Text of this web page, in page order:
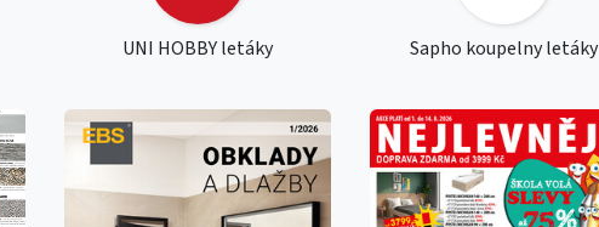
UNI HOBBY letáky Sapho koupelny letáky